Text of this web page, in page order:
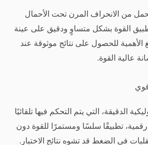
من الانحراف المرن تحت الأحمال
القوة بشكل متساوٍ ودقيق على عينة
الأهمية للحصول على نتائج موثوقة عند
عالية القوة.
الدقيقة، التي يتم التحكم فيها تلقائيًا
تطبيقًا سلسًا ومستمرًا للقوة دون
في الضغط قد تشوه نتائج الاختبار.